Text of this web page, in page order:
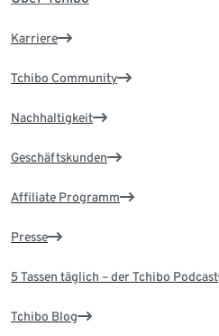
Karriere
Tchibo Community
Nachhaltigkeit
Geschäftskunden
Affiliate Programm
Presse
5 Tassen täglich – der Tchibo Podcast
Tchibo Blog